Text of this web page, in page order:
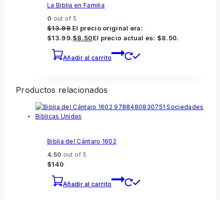
La Biblia en Familia
0 out of 5
$13.99 El precio original era:
$13.99.$8.50El precio actual es: $8.50.
Añadir al carrito
Productos relacionados
Biblia del Cántaro 1602
4.50 out of 5
$140
Añadir al carrito